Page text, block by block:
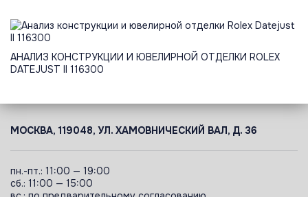
АНАЛИЗ КОНСТРУКЦИИ И ЮВЕЛИРНОЙ ОТДЕЛКИ ROLEX
DATEJUST II 116300
МОСКВА, 119048, УЛ. ХАМОВНИЧЕСКИЙ ВАЛ, Д. 36
пн.-пт.: 11:00 — 19:00
сб.: 11:00 — 15:00